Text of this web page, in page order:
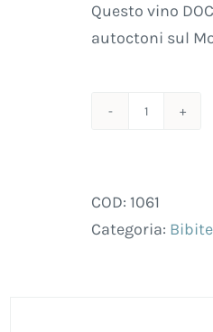
Questo vino
autoctoni sul
Bianco
COD: 1061
Categoria: